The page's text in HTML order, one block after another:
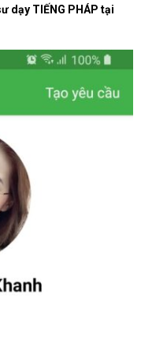
dạy TIẾNG PHÁP tại